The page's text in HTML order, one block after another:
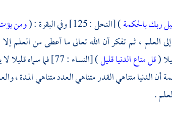
ربك بالحكمة) [النحل : 125] وفي البقرة : ( ومن
العلم ، ثم تفكر أن الله تعالى ما أعطى من العلم
قل متاع الدنيا قليل
) [النساء : 77] فما
أن الدنيا متناهي القدر متناهي العدد متناهي المدة ،
.